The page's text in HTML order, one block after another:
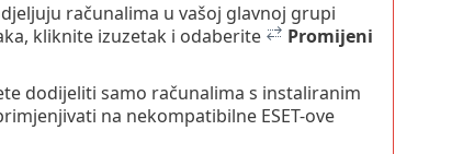
računalima u vašoj glavnoj grupi
kliknite izuzetak i odaberite
Promijeni
dodijeliti samo računalima s instaliranim
na nekompatibilne ESET-ove